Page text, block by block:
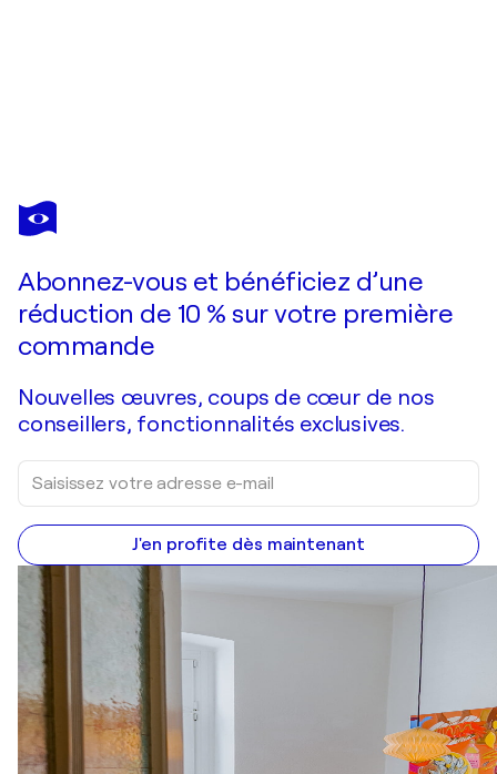
JEAN MIRRE
Bla bla
Abonnez-vous et bénéficiez d’une
réduction de 10 % sur votre première
commande
Nouvelles œuvres, coups de cœur de nos
conseillers, fonctionnalités exclusives.
J'en profite dès maintenant